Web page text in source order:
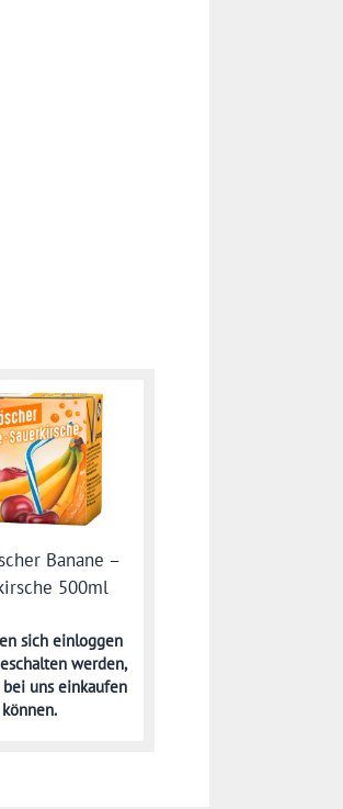
Banane –
500ml
sich einloggen
werden,
uns einkaufen
können.